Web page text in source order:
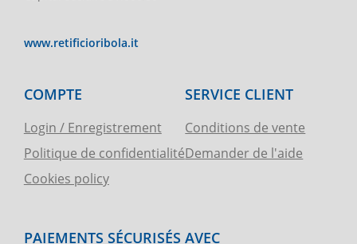
www.retificioribola.it
COMPTE
Login / Enregistrement
Politique de confidentialité
Cookies policy
SERVICE CLIENT
Conditions de vente
Demander de l'aide
PAIEMENTS SÉCURISÉS AVEC